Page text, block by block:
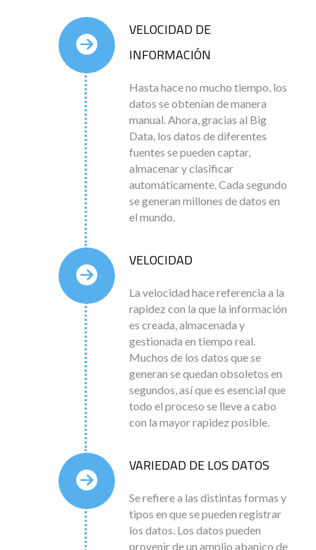
VELOCIDAD DE
INFORMACIÓN
Hasta hace no mucho tiempo, los
datos se obtenían de manera
manual. Ahora, gracias al Big
Data, los datos de diferentes
fuentes se pueden captar,
almacenar y clasificar
automáticamente. Cada segundo
se generan millones de datos en
el mundo.
VELOCIDAD
La velocidad hace referencia a la
rapidez con la que la información
es creada, almacenada y
gestionada en tiempo real.
Muchos de los datos que se
generan se quedan obsoletos en
segundos, así que es esencial que
todo el proceso se lleve a cabo
con la mayor rapidez posible.
VARIEDAD DE LOS DATOS
Se refiere a las distintas formas y
tipos en que se pueden registrar
los datos. Los datos pueden
provenir de un amplio abanico de